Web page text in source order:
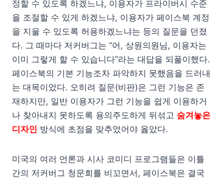
정할 수 있도록 하겠느냐, 이용자가 프라이버시 수준
을 조절할 수 있게 하겠느냐, 이용자가 페이스북 계정
을 지울 수 있도록 허용하겠느냐는 등의 질문을 던졌
다. 그 때마다 저커버그는 “어, 상원의원님, 이용자는
이미 그렇게 할 수 있습니다”라는 대답을 되풀이했다.
페이스북의 기본 기능조차 파악하지 못했음을 드러내
는 대목이었다. 오히려 질문(비판)은 그런 기능은 존
재하지만, 일반 이용자가 그런 기능을 쉽게 이용하거
나 찾아내지 못하도록 용의주도하게 뒤섞고 숨겨놓은
디자인 방식에 초점을 맞추었어야 옳았다.
미국의 여러 언론과 시사 코미디 프로그램들은 이틀
간의 저커버그 청문회를 비꼬면서, 페이스북은 결국